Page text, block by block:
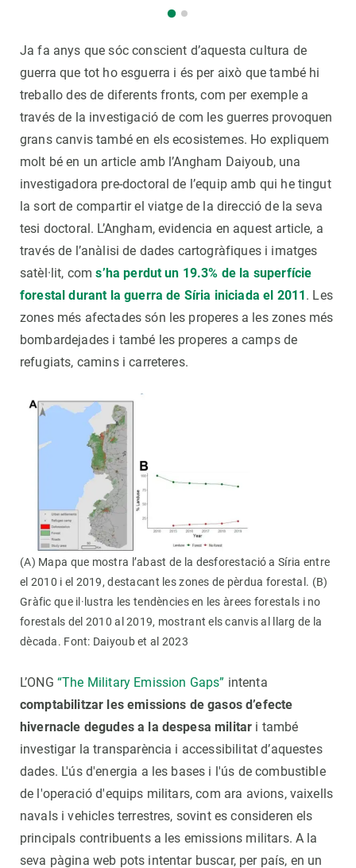
Ja fa anys que sóc conscient d’aquesta cultura de
guerra que tot ho esguerra i és per això que també hi
treballo des de diferents fronts, com per exemple a
través de la investigació de com les guerres provoquen
grans canvis també en els ecosistemes. Ho expliquem
molt bé en un article amb l’Angham Daiyoub, una
investigadora pre-doctoral de l’equip amb qui he tingut
la sort de compartir el viatge de la direcció de la seva
tesi doctoral. L’Angham, evidencia en aquest article, a
través de l’anàlisi de dades cartogràfiques i imatges
satèl·lit, coms’ha perdut un 19.3% de la superfície
forestal durant la guerra de Síria iniciada el 2011. Les
zones més afectades són les properes a les zones més
bombardejades i també les properes a camps de
refugiats, camins i carreteres.
(A) Mapa que mostra l’abast de la desforestació a Síria entre
el 2010 i el 2019, destacant les zones de pèrdua forestal. (B)
Gràfic que il·lustra les tendències en les àrees forestals i no
forestals del 2010 al 2019, mostrant els canvis al llarg de la
dècada. Font: Daiyoub et al 2023
L’ONG “The Military Emission Gaps” intenta
comptabilitzar les emissions de gasos d’efecte
hivernacle degudes a la despesa militar i també
investigar la transparència i accessibilitat d’aquestes
dades. L'ús d'energia a les bases i l'ús de combustible
de l'operació d'equips militars, com ara avions, vaixells
navals i vehicles terrestres, sovint es consideren els
principals contribuents a les emissions militars. A la
seva pàgina web pots intentar buscar, per país, en un